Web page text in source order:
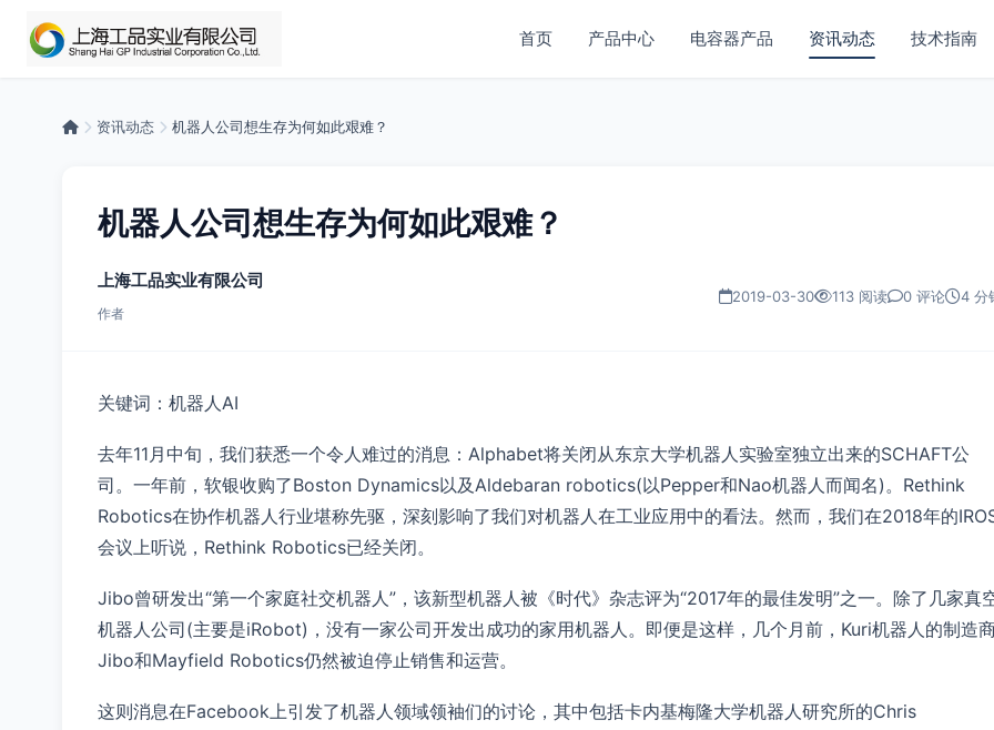
首页 产品中心 电容器产品 资讯动态 技术指南
资讯动态 机器人公司想生存为何如此艰难？
机器人公司想生存为何如此艰难？
上海工品实业有限公司
作者
2019-03-30 113 阅读 0 评论 4 分
关键词：机器人AI
去年11月中旬，我们获悉一个令人难过的消息：Alphabet将关闭从东京大学机器人实验室独立出来的SCHAFT公
司。一年前，软银收购了Boston Dynamics以及Aldebaran robotics(以Pepper和Nao机器人而闻名)。Rethink
Robotics在协作机器人行业堪称先驱，深刻影响了我们对机器人在工业应用中的看法。然而，我们在2018年的
会议上听说，Rethink Robotics已经关闭。
Jibo曾研发出“第一个家庭社交机器人”，该新型机器人被《时代》杂志评为“2017年的最佳发明”之一。除了几家真
机器人公司(主要是iRobot)，没有一家公司开发出成功的家用机器人。即便是这样，几个月前，Kuri机器人的制造
Jibo和Mayfield Robotics仍然被迫停止销售和运营。
这则消息在Facebook上引发了机器人领域领袖们的讨论，其中包括卡内基梅隆大学机器人研究所的Chris